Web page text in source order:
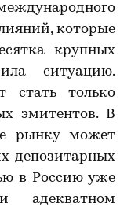
которые
крупных
ситуацию.
стать только
эмитентов. В
рынку может
депозитарных
в Россию уже
адекватном